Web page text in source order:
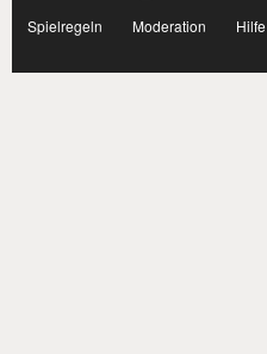
Spielregeln Moderation Hilfe